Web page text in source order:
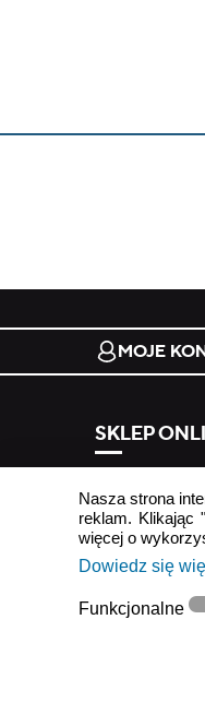
MOJE
SKLEP
formy
koszty i
tabela
Nasza strona
reklam. Klikając
więcej o
Dowiedz się
Funkcjonalne